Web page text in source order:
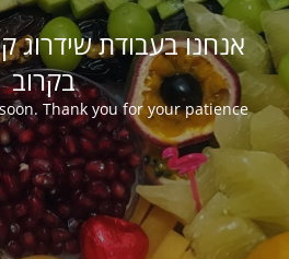
אנחנו בעבודת
בקרוב
Thank you for your patience!